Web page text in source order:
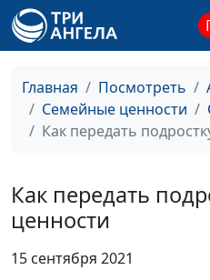
Главная Посмотреть
Семейные ценности
Как передать
Как передать
ценности
15 сентября 2021
Как изменить
поведение ребенка?
Как помочь ребенку
выбрать
профессию?